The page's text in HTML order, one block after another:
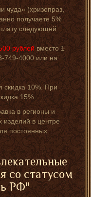
чуда» (хризопраз,
получаете 5%
следующей
рублейвместо 1
749-4000 или на
скидка 10%. При
15%.
в регионы и
в центре
постоянных
со статусом
РФ"